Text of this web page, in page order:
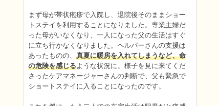
まず母が帯状疱疹で入院し、退院後そのままショー
トステイを利用することになりました。専業主婦だ
った母がいなくなり、一人になった父の生活はすぐ
に立ち行かなくなりました。ヘルパーさんの支援は
あったものの、 真夏に暖房を入れてしまうなど、命
の危険を感じるような状況に。様子を見に来てくだ
さったケアマネージャーさんの判断で、父も緊急で
ショートステイに入ることになったのです。